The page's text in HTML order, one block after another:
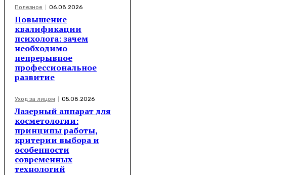
Полезное 06.08.2026
Повышение
квалификации
психолога: зачем
необходимо
непрерывное
профессиональное
развитие
Уход за лицом 05.08.2026
Лазерный аппарат для
косметологии:
принципы работы,
критерии выбора и
особенности
современных
технологий